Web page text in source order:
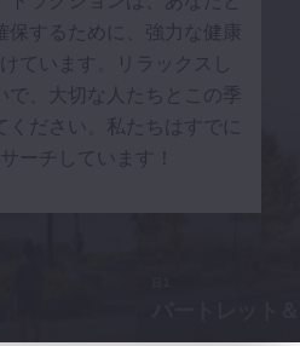
するために、強力な健康
ています。リラックスし
で、大切な人たちとこの季
ださい。私たちはすでに
ーチしています！
イッスル・グリルを見る
園を見る
2